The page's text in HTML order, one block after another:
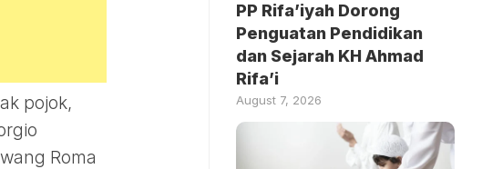
pojok,
Roma
PP Rifa’iyah Dorong
Penguatan Pendidikan
dan Sejarah KH Ahmad
Rifa’i
August 7, 2026